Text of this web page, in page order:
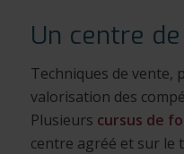
Un centre
Techniques de vente,
valorisation des
Plusieurs cursus de
centre agréé et sur le